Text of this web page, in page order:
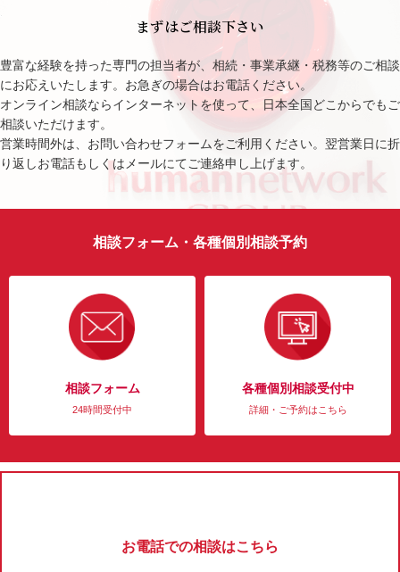
まずはご相談下さい
豊富な経験を持った専門の担当者が、相続・事業承継・税務等のご相談
にお応えいたします。お急ぎの場合はお電話ください。
オンライン相談ならインターネットを使って、日本全国どこからでもご
相談いただけます。
営業時間外は、お問い合わせフォームをご利用ください。翌営業日に折
り返しお電話もしくはメールにてご連絡申し上げます。
相談フォーム・各種個別相談予約
相談フォーム
24時間受付中
各種個別相談受付中
詳細・ご予約はこちら
お電話での相談はこちら